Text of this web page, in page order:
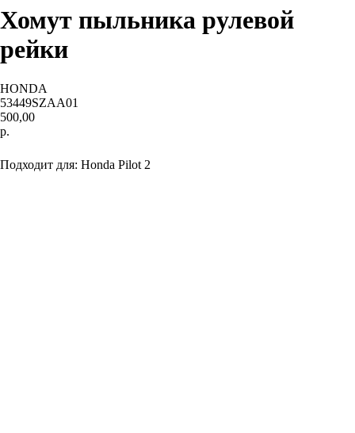
Хомут пыльника рулевой
рейки
HONDA
53449SZAA01
500,00
р.
Подходит для: Honda Pilot 2